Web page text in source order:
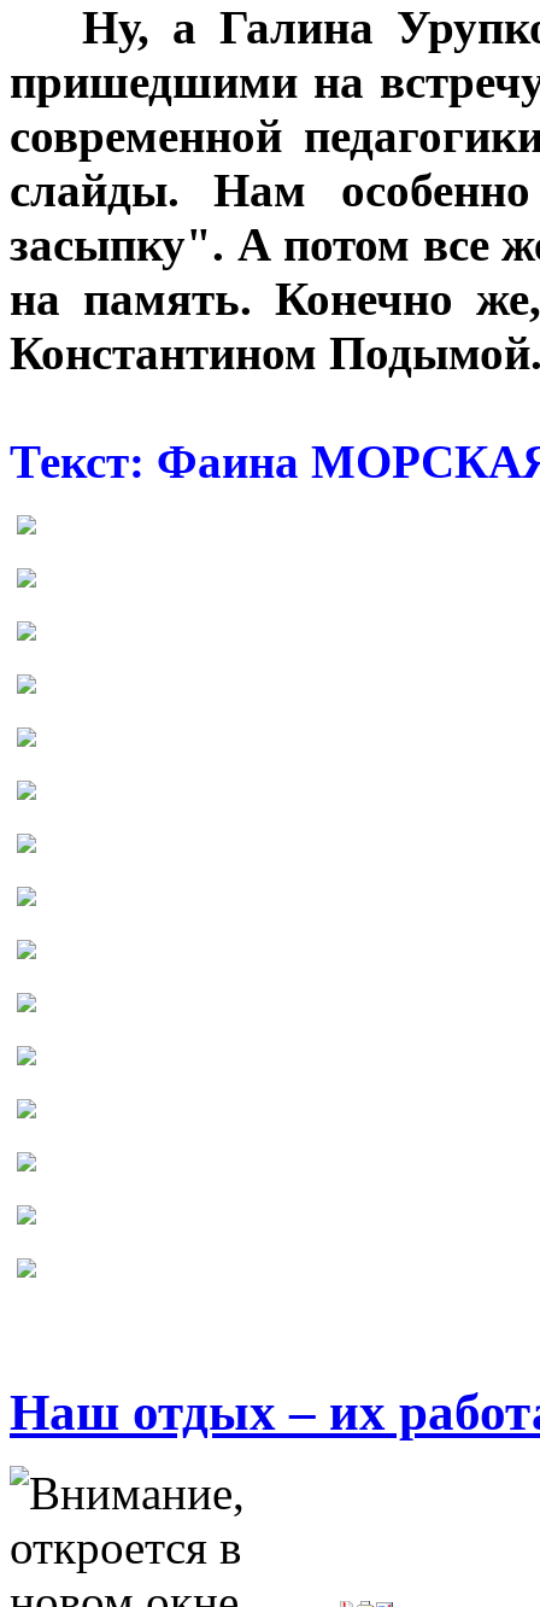
Ну, а Галина
пришедшими на
современной
слайды. Нам
засыпку". А потом все
на память. Конечно
Константином
Текст: Фаина
Наш отдых – их